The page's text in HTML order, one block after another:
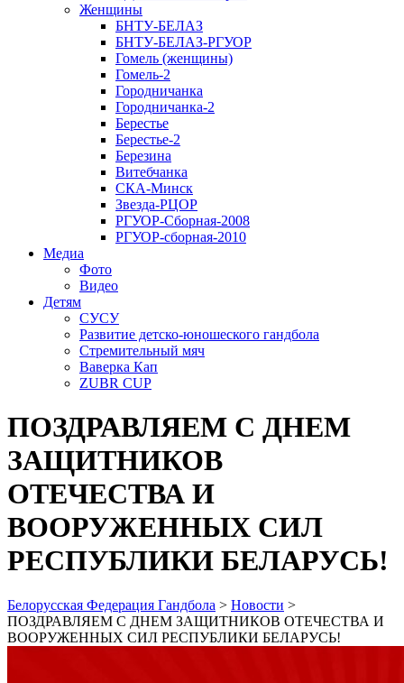
Женщины
БНТУ-БЕЛАЗ
БНТУ-БЕЛАЗ-РГУОР
Гомель (женщины)
Гомель-2
Городничанка
Городничанка-2
Берестье
Берестье-2
Березина
Витебчанка
СКА-Минск
Звезда-РЦОР
РГУОР-Сборная-2008
РГУОР-сборная-2010
Медиа
Фото
Видео
Детям
СУСУ
Развитие детско-юношеского гандбола
Стремительный мяч
Ваверка Кап
ZUBR CUP
ПОЗДРАВЛЯЕМ С ДНЕМ
ЗАЩИТНИКОВ
ОТЕЧЕСТВА И
ВООРУЖЕННЫХ СИЛ
РЕСПУБЛИКИ БЕЛАРУСЬ!
Белорусская Федерация Гандбола > Новости >
ПОЗДРАВЛЯЕМ С ДНЕМ ЗАЩИТНИКОВ ОТЕЧЕСТВА И
ВООРУЖЕННЫХ СИЛ РЕСПУБЛИКИ БЕЛАРУСЬ!